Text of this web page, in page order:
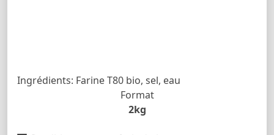
Ingrédients: Farine T80 bio, sel, eau
Format
2kg